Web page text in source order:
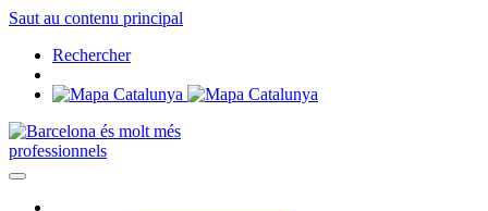
Saut au contenu principal
Rechercher
professionnels